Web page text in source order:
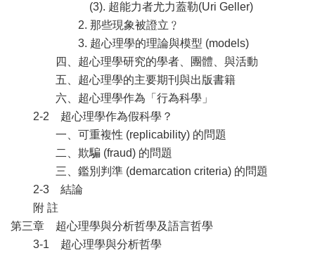
(3). 超能力者尤力蓋勒(Uri Geller)
2. 那些現象被證立﹖
3. 超心理學的理論與模型 (models)
四、超心理學研究的學者、團體、與活動
五、超心理學的主要期刊與出版書籍
六、超心理學作為「行為科學」
2-2 超心理學作為假科學？
一、可重複性 (replicability) 的問題
二、欺騙 (fraud) 的問題
三、鑑別判準 (demarcation criteria) 的問題
2-3 結論
附 註
第三章 超心理學與分析哲學及語言哲學
3-1 超心理學與分析哲學